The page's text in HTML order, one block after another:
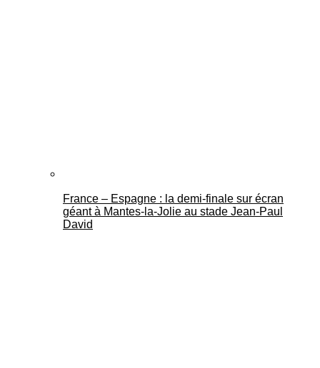
France – Espagne : la demi-finale sur écran
géant à Mantes-la-Jolie au stade Jean-Paul
David